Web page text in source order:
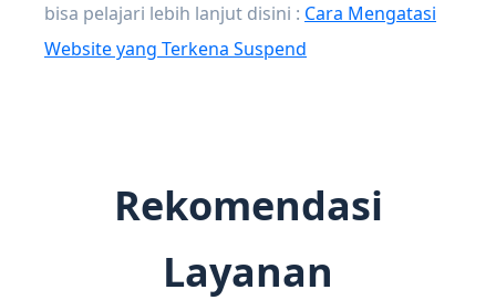
bisa pelajari lebih lanjut disini : Cara Mengatasi
Website yang Terkena Suspend
Rekomendasi
Layanan